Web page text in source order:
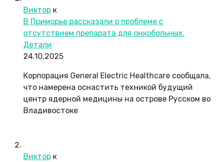
Виктор к
В Приморье рассказали о проблеме с
отсутствием препарата для онкобольных.
Детали
24.10.2025
Корпорация General Electric Healthcare сообщала,
что намерена оснастить техникой будущий
центр ядерной медицины на острове Русском во
Владивостоке
Виктор к